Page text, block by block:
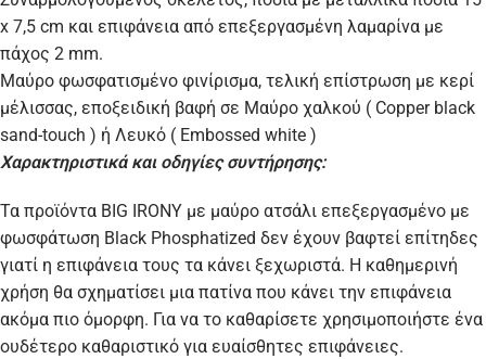
x 7,5 cm και επιφάνεια από επεξεργασμένη λαμαρίνα με
πάχος 2 mm.
Μαύρο φωσφατισμένο φινίρισμα, τελική επίστρωση με κερί
μέλισσας, εποξειδική βαφή σε Μαύρο χαλκού ( Copper black
sand-touch ) ή Λευκό ( Embossed white )
Χαρακτηριστικά και οδηγίες συντήρησης:
Τα προϊόντα BIG IRONY με μαύρο ατσάλι επεξεργασμένο με
φωσφάτωση Black Phosphatized δεν έχουν βαφτεί επίτηδες
γιατί η επιφάνεια τους τα κάνει ξεχωριστά. Η καθημερινή
χρήση θα σχηματίσει μια πατίνα που κάνει την επιφάνεια
ακόμα πιο όμορφη. Για να το καθαρίσετε χρησιμοποιήστε ένα
ουδέτερο καθαριστικό για ευαίσθητες επιφάνειες.